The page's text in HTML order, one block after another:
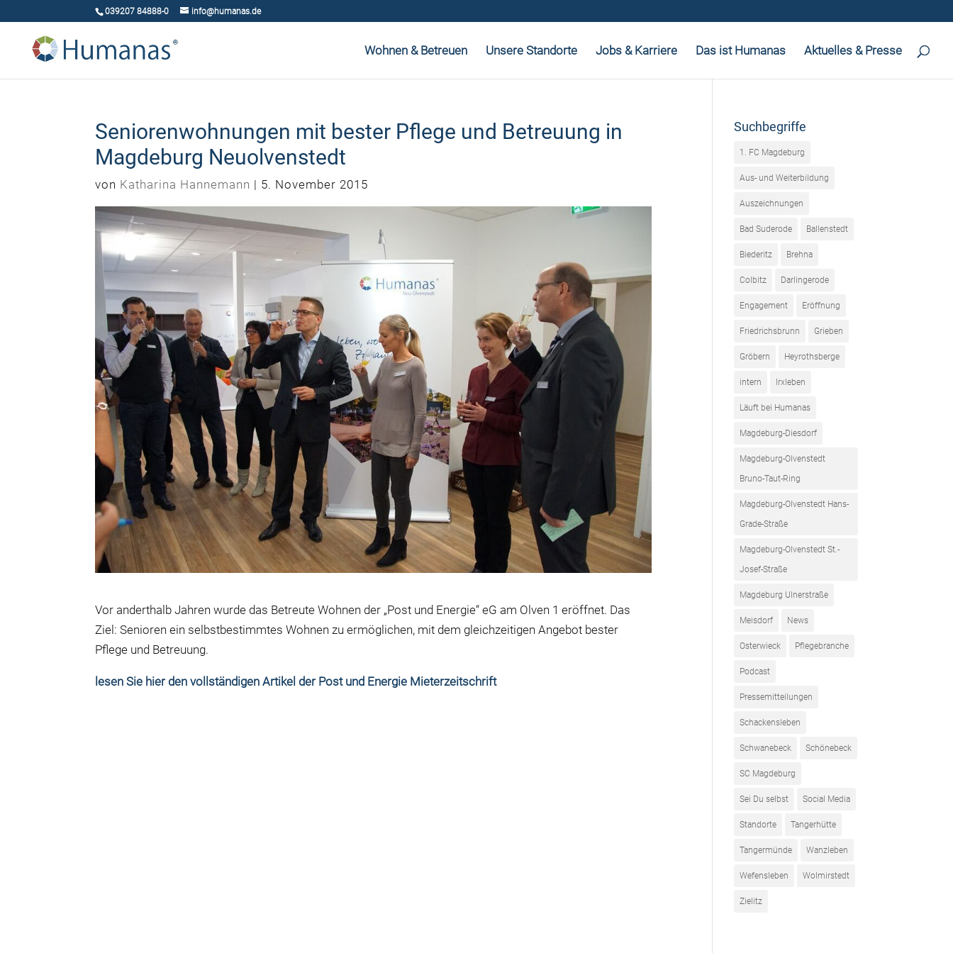
039207 84888-0 info@humanas.de
Wohnen & Betreuen Unsere Standorte Jobs & Karriere Das ist Humanas Aktuelles & Presse
Seniorenwohnungen mit bester Pflege und Betreuung in
Magdeburg Neuolvenstedt
von Katharina Hannemann | 5. November 2015
Vor anderthalb Jahren wurde das Betreute Wohnen der „Post und Energie“ eG am Olven 1 eröffnet. Das
Ziel: Senioren ein selbstbestimmtes Wohnen zu ermöglichen, mit dem gleichzeitigen Angebot bester
Pflege und Betreuung.
lesen Sie hier den vollständigen Artikel der Post und Energie Mieterzeitschrift
Suchbegriffe
1. FC Magdeburg
Aus- und Weiterbildung
Auszeichnungen
Bad Suderode Ballenstedt
Biederitz Brehna
Colbitz Darlingerode
Engagement Eröffnung
Friedrichsbrunn Grieben
Gröbern Heyrothsberge
intern Irxleben
Läuft bei Humanas
Magdeburg-Diesdorf
Magdeburg-Olvenstedt
Bruno-Taut-Ring
Magdeburg-Olvenstedt Hans-
Grade-Straße
Magdeburg-Olvenstedt St.-
Josef-Straße
Magdeburg Ulnerstraße
Meisdorf News
Osterwieck Pflegebranche
Podcast
Pressemitteilungen
Schackensleben
Schwanebeck Schönebeck
SC Magdeburg
Sei Du selbst Social Media
Standorte Tangerhütte
Tangermünde Wanzleben
Wefensleben Wolmirstedt
Zielitz